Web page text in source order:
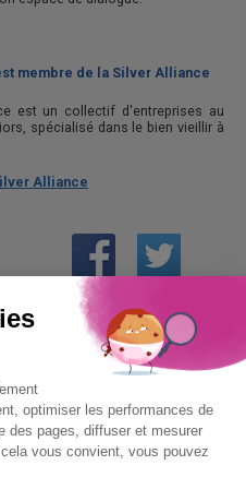
membre de la Silver Alliance
est un collectif d'entreprises au
spécialisé dans le bien vieillir à
Alliance
© 2026